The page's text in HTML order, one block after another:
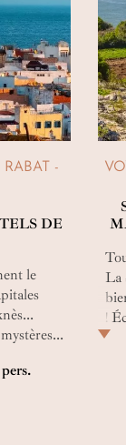
-
DE
le
raffinés
La
!